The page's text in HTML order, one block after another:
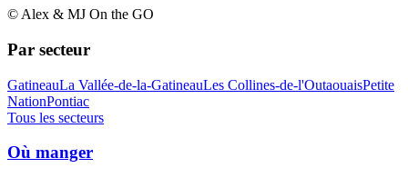
© Alex & MJ On the GO
Par secteur
GatineauLa Vallée-de-la-GatineauLes Collines-de-l'OutaouaisPetite
NationPontiac
Tous les secteurs
Où manger